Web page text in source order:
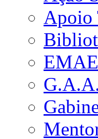
Apoio